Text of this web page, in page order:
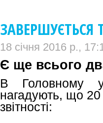
ЗАВЕРШУЄТЬСЯ
18 січня 2016 р.,
Є ще всього
В Головному
нагадують, що 20
звітності: